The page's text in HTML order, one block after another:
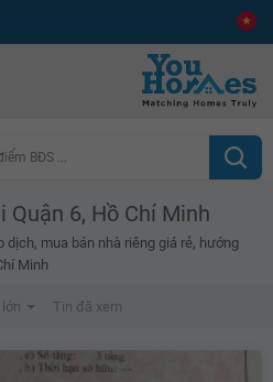
BĐS ...
Quận 6, Hồ Chí Minh
mua bán nhà riêng giá rẻ, hướng
Minh
Tin đã xem